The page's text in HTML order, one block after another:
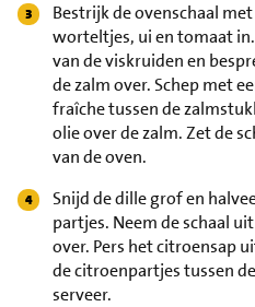
Bestrijk de ovenschaal
worteltjes, ui en tomaat
van de viskruiden en
de zalm over. Schep met
fraîche tussen de
olie over de zalm. Zet de
van de oven.
Snijd de dille grof en
partjes. Neem de schaal
over. Pers het citroensap
de citroenpartjes tussen
serveer.